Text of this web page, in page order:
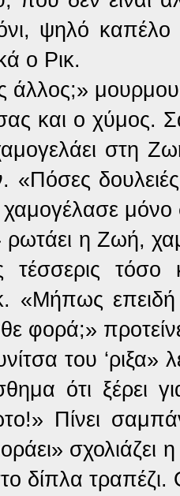
ψηλό καπέλο
ο Ρικ.
άλλος;»
και ο χύμος.
στη
«Πόσες
χαμογέλασε
ρωτάει η Ζωή,
τέσσερις τόσο
«Μήπως
φορά;»
του ‘ριξα»
ότι ξέρει
Πίνει
σχολιάζει
δίπλα